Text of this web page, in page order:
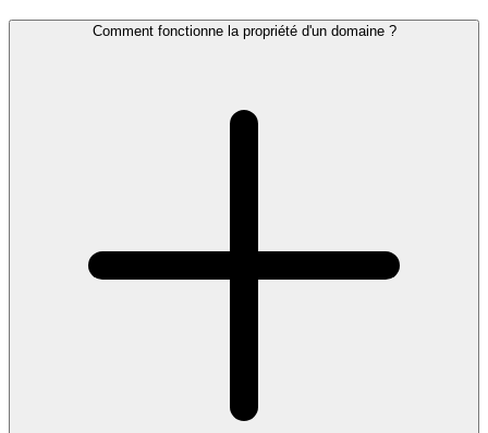
Comment fonctionne la propriété d'un domaine ?